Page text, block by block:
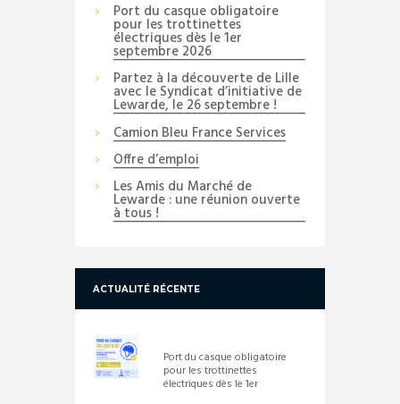
Port du casque obligatoire
pour les trottinettes
électriques dès le 1er
septembre 2026
Partez à la découverte de Lille
avec le Syndicat d’initiative de
Lewarde, le 26 septembre !
Camion Bleu France Services
Offre d’emploi
Les Amis du Marché de
Lewarde : une réunion ouverte
à tous !
ACTUALITÉ RÉCENTE
Port du casque obligatoire
pour les trottinettes
électriques dès le 1er